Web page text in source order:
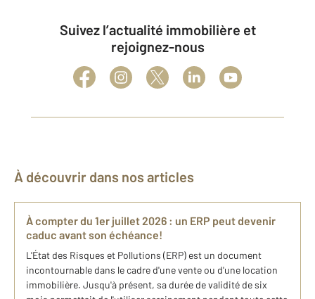
Suivez l’actualité immobilière et
rejoignez-nous
À découvrir dans nos articles
À compter du 1er juillet 2026 : un ERP peut devenir
caduc avant son échéance!
L'État des Risques et Pollutions (ERP) est un document
incontournable dans le cadre d'une vente ou d'une location
immobilière. Jusqu'à présent, sa durée de validité de six